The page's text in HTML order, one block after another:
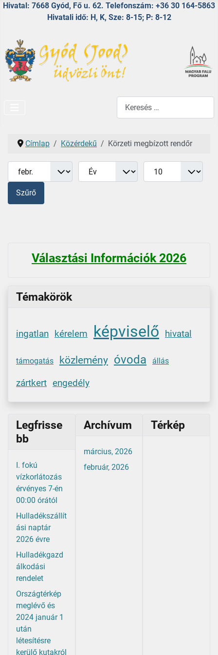
Hivatal: 7668 Gyód, Fő u. 62. Telefonszám: +36 30 164-5863
Hivatali idő: H, K, Sze: 8-15; P: 8-12
Címlap Közérdekű Körzeti megbízott rendőr
Szűrők
Hónap Tételek #
Szűrő
Választási Információk 2026
Témakörök
ingatlan kérelem képviselő hivatal
támogatás közlemény óvoda állás
zártkert engedély
Legfrisse
bb
I. fokú
vízkorlátozás
érvényes 7-én
00:00 órától
Hulladékszállít
ási naptár
2026 évre
Hulladékgazd
álkodási
rendelet
Országtérkép
meglévő és
2024 január 1
után
létesítésre
kerülő kutakról
Archívum
március, 2026
február, 2026
Térkép